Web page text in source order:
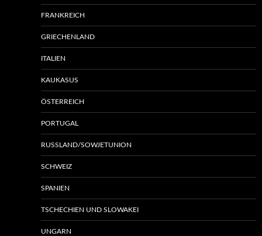
FRANKREICH
GRIECHENLAND
ITALIEN
KAUKASUS
ÖSTERREICH
PORTUGAL
RUSSLAND/SOWJETUNION
SCHWEIZ
SPANIEN
TSCHECHIEN UND SLOWAKEI
UNGARN